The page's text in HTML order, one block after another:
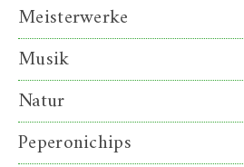
Meisterwerke
Musik
Natur
Peperonichips